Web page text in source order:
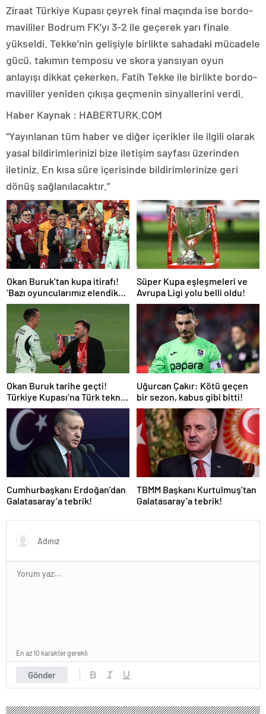
Ziraat Türkiye Kupası çeyrek final maçında ise bordo-
mavililer Bodrum FK’yı 3-2 ile geçerek yarı finale
yükseldi. Tekke’nin gelişiyle birlikte sahadaki mücadele
gücü, takımın temposu ve skora yansıyan oyun
anlayışı dikkat çekerken, Fatih Tekke ile birlikte bordo-
mavililer yeniden çıkışa geçmenin sinyallerini verdi.
Haber Kaynak : HABERTURK.COM
“Yayınlanan tüm haber ve diğer içerikler ile ilgili olarak
yasal bildirimlerinizi bize iletişim sayfası üzerinden
iletiniz. En kısa süre içerisinde bildirimlerinize geri
dönüş sağlanılacaktır.”
Okan Buruk’tan kupa itirafı!
‘Bazı oyuncularımız elendik
diye düşündü’
Süper Kupa eşleşmeleri ve
Avrupa Ligi yolu belli oldu!
Okan Buruk tarihe geçti!
Türkiye Kupası’na Türk teknik
adam damgası
Uğurcan Çakır: Kötü geçen
bir sezon, kabus gibi bitti!
Cumhurbaşkanı Erdoğan’dan
Galatasaray’a tebrik!
TBMM Başkanı Kurtulmuş’tan
Galatasaray’a tebrik!
Gönder
En az 10 karakter gerekli